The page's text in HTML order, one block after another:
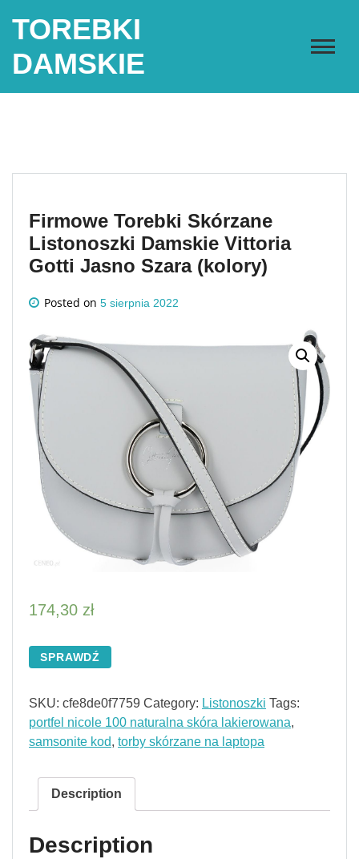
TOREBKI
DAMSKIE
Firmowe Torebki Skórzane
Listonoszki Damskie Vittoria
Gotti Jasno Szara (kolory)
Posted on 5 sierpnia 2022
174,30 zł
SPRAWDŹ
SKU: cfe8de0f7759 Category: Listonoszki Tags:
portfel nicole 100 naturalna skóra lakierowana,
samsonite kod, torby skórzane na laptopa
Description
Description